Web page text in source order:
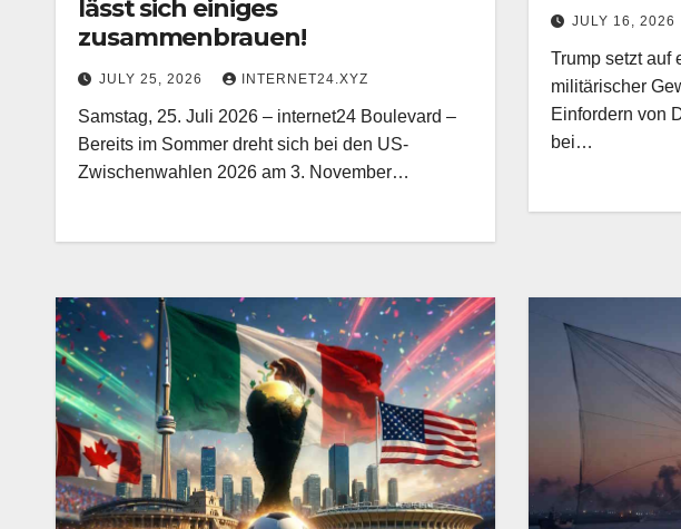
lässt sich einiges
zusammenbrauen!
JULY 25, 2026 INTERNET24.XYZ
Samstag, 25. Juli 2026 – internet24 Boulevard –
Bereits im Sommer dreht sich bei den US-
Zwischenwahlen 2026 am 3. November…
JULY 16, 2026
Trump setzt auf
militärischer
Einfordern von
bei…